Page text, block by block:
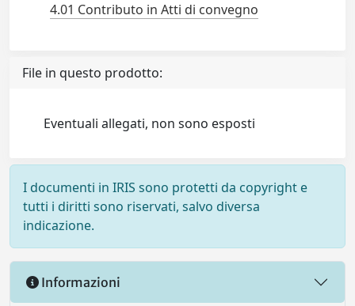
4.01 Contributo in Atti di convegno
File in questo prodotto:
Eventuali allegati, non sono esposti
I documenti in IRIS sono protetti da copyright e
tutti i diritti sono riservati, salvo diversa
indicazione.
Informazioni